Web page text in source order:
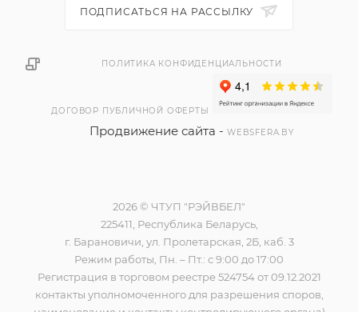
ПОДПИСАТЬСЯ НА РАССЫЛКУ
ПОЛИТИКА КОНФИДЕНЦИАЛЬНОСТИ
ДОГОВОР ПУБЛИЧНОЙ ОФЕРТЫ
Продвижение сайта -WEBSFERA.BY
2026 © ЧТУП "РЭЙВБЕЛ"
225411, Республика Беларусь,
г. Барановичи, ул. Пролетарская, 2Б, каб. 3
Режим работы, Пн. – Пт.: с 9:00 до 17:00
Регистрация в торговом реестре 524754 от 09.12.2021
контакты уполномоченного для разрешения споров,